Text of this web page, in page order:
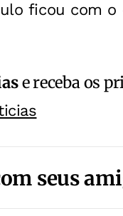
ficou com
e receba os
seus